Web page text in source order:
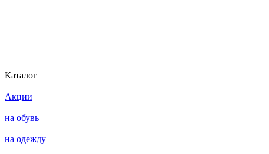
Каталог
Акции
на обувь
на одежду